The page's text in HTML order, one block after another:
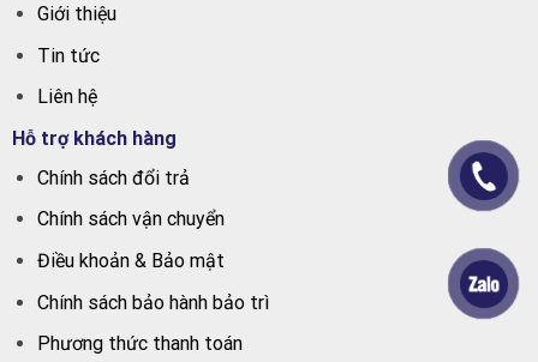
Giới thiệu
Tin tức
Liên hệ
Hỗ trợ khách hàng
Chính sách đổi trả
Chính sách vận chuyển
Điều khoản & Bảo mật
Chính sách bảo hành bảo trì
Phương thức thanh toán